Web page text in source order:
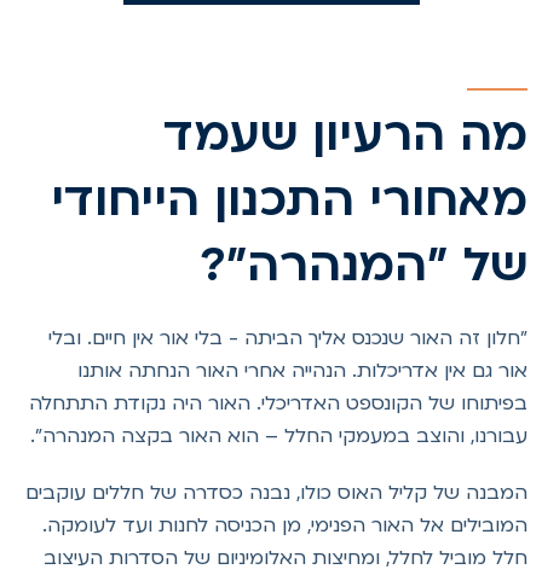
הרעיון שעמד
התכנון הייחודי
"המנהרה"?
זה האור שנכנס אליך הביתה - בלי אור אין חיים. ובלי
גם אין אדריכלות. הנהייה אחרי האור הנחתה אותנו
של הקונספט האדריכלי. האור היה נקודת התתחלה
והוצב במעמקי החלל – הוא האור בקצה המנהרה".
של קליל האוס כולו, נבנה כסדרה של חללים עוקבים
אל האור הפנימי, מן הכניסה לחנות ועד לעומקה.
מוביל לחלל, ומחיצות האלומיניום של הסדרות העיצוב